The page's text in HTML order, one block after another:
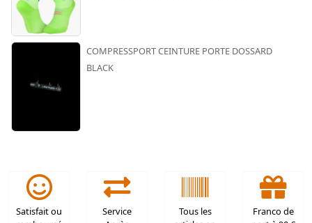
COMPRESSPORT CEINTURE PORTE DOSSARD
BLACK
Satisfait ou
Service
Tous les
Franco de